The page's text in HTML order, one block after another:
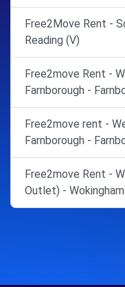
Free2Move Rent -
Reading (V)
Free2move Rent -
Farnborough -
Free2move rent -
Farnborough -
Free2move Rent -
Outlet) - Wokingham